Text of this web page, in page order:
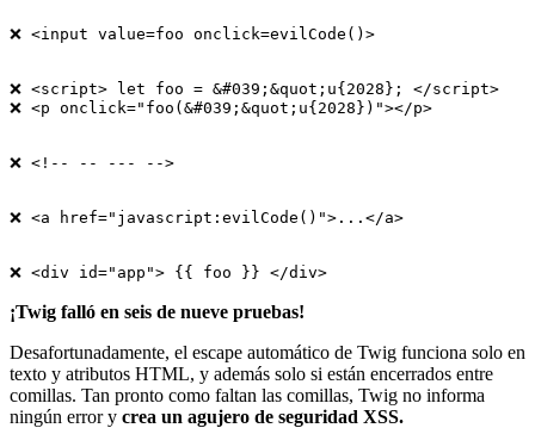
❌ <input value=foo onclick=evilCode()>
❌ <script> let foo = &#039;&quot;u{2028}; </script>
❌ <p onclick="foo(&#039;&quot;u{2028})"></p>
❌ <!-- -- --- -->
❌ <a href="javascript:evilCode()">...</a>
¡Twig falló en seis de nueve pruebas!
Desafortunadamente, el escape automático de Twig funciona solo en
texto y atributos HTML, y además solo si están encerrados entre
comillas. Tan pronto como faltan las comillas, Twig no informa
ningún error y crea un agujero de seguridad XSS.